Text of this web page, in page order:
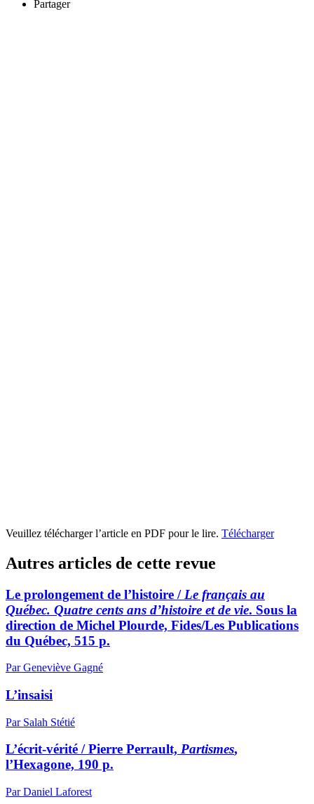
Partager
Veuillez télécharger l’article en PDF pour le lire. Télécharger
Autres articles de cette revue
Le prolongement de l’histoire / Le français au
Québec. Quatre cents ans d’histoire et de vie. Sous la
direction de Michel Plourde, Fides/Les Publications
du Québec, 515 p.
Par Geneviève Gagné
L’insaisi
Par Salah Stétié
L’écrit-vérité / Pierre Perrault, Partismes,
l’Hexagone, 190 p.
Par Daniel Laforest